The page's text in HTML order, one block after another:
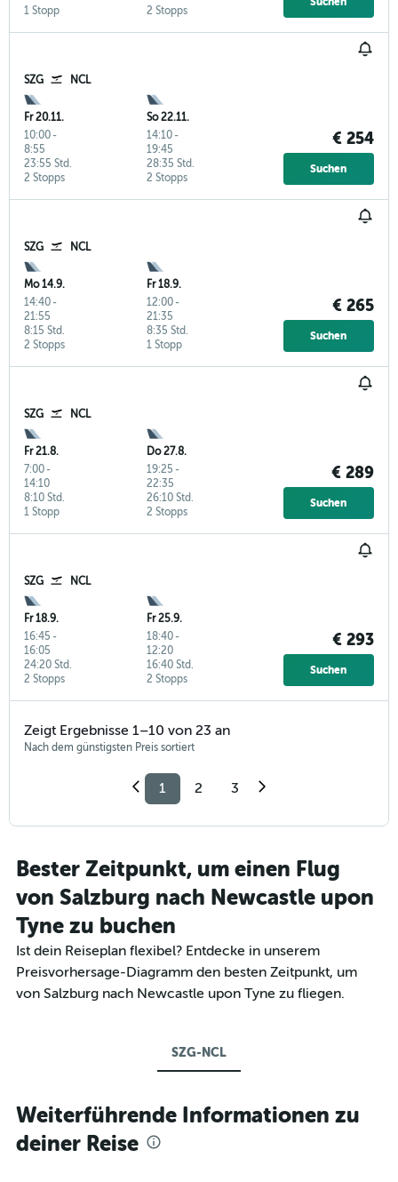
1 Stopp
2 Stopps
SZG NCL
Fr 20.11.
10:00-
8:55
2 Stopps
23:55 Std.
So 22.11.
14:10-
19:45
2 Stopps
28:35 Std.
€ 254
Suchen
SZG NCL
Mo 14.9.
14:40-
21:55
2 Stopps
8:15 Std.
Fr 18.9.
12:00-
21:35
1 Stopp
8:35 Std.
€ 265
Suchen
SZG NCL
Fr 21.8.
7:00-
14:10
1 Stopp
8:10 Std.
Do 27.8.
19:25 -
22:35
2 Stopps
26:10 Std.
€ 289
Suchen
SZG NCL
Fr 18.9.
16:45 -
16:05
2 Stopps
24:20 Std.
Fr 25.9.
18:40-
12:20
2 Stopps
16:40 Std.
€ 293
Suchen
Zeigt Ergebnisse 1–10 von 23 an
Nach dem günstigsten Preis sortiert
1 2 3
Bester Zeitpunkt, um einen Flug
von Salzburg nach Newcastle upon
Tyne zu buchen
Ist dein Reiseplan flexibel? Entdecke in unserem
Preisvorhersage-Diagramm den besten Zeitpunkt, um
von Salzburg nach Newcastle upon Tyne zu fliegen.
SZG-NCL
Weiterführende Informationen zu
deiner Reise